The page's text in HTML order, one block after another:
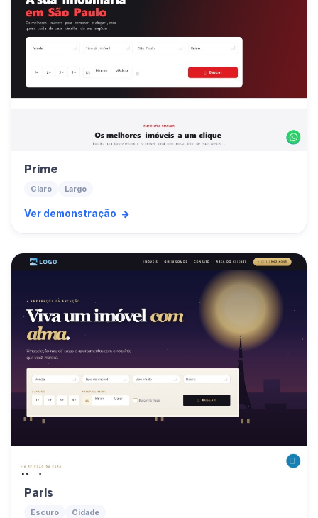
Prime
Claro Largo
Ver demonstração
Paris
Escuro Cidade